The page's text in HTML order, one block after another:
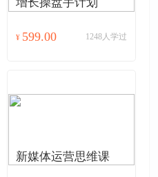
增长操盘手计划
¥ 599.00 1248人学过
新媒体运营思维课